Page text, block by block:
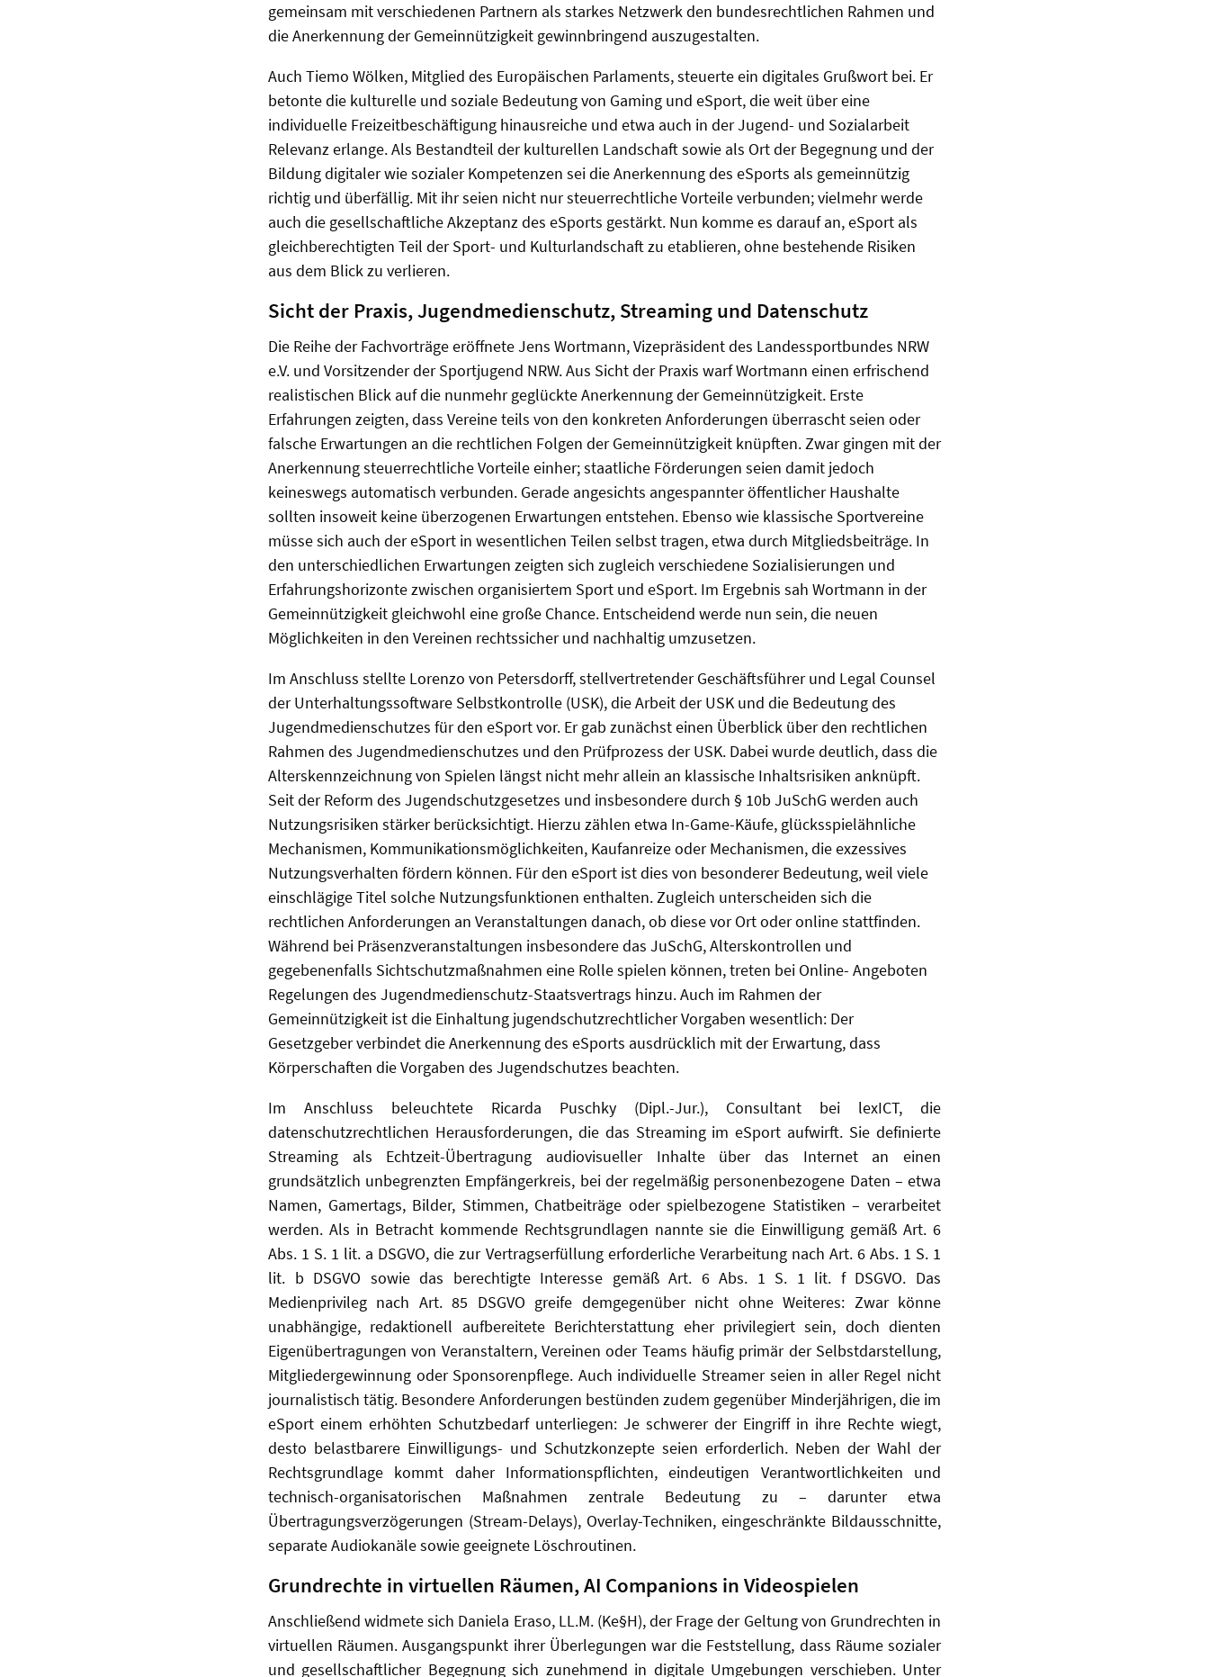
gemeinsam mit verschiedenen Partnern als starkes Netzwerk den bundesrechtlichen Rahmen und
die Anerkennung der Gemeinnützigkeit gewinnbringend auszugestalten.
Auch Tiemo Wölken, Mitglied des Europäischen Parlaments, steuerte ein digitales Grußwort bei. Er
betonte die kulturelle und soziale Bedeutung von Gaming und eSport, die weit über eine
individuelle Freizeitbeschäftigung hinausreiche und etwa auch in der Jugend- und Sozialarbeit
Relevanz erlange. Als Bestandteil der kulturellen Landschaft sowie als Ort der Begegnung und der
Bildung digitaler wie sozialer Kompetenzen sei die Anerkennung des eSports als gemeinnützig
richtig und überfällig. Mit ihr seien nicht nur steuerrechtliche Vorteile verbunden; vielmehr werde
auch die gesellschaftliche Akzeptanz des eSports gestärkt. Nun komme es darauf an, eSport als
gleichberechtigten Teil der Sport- und Kulturlandschaft zu etablieren, ohne bestehende Risiken
aus dem Blick zu verlieren.
Sicht der Praxis, Jugendmedienschutz, Streaming und Datenschutz
Die Reihe der Fachvorträge eröffnete Jens Wortmann, Vizepräsident des Landessportbundes NRW
e.V. und Vorsitzender der Sportjugend NRW. Aus Sicht der Praxis warf Wortmann einen erfrischend
realistischen Blick auf die nunmehr geglückte Anerkennung der Gemeinnützigkeit. Erste
Erfahrungen zeigten, dass Vereine teils von den konkreten Anforderungen überrascht seien oder
falsche Erwartungen an die rechtlichen Folgen der Gemeinnützigkeit knüpften. Zwar gingen mit der
Anerkennung steuerrechtliche Vorteile einher; staatliche Förderungen seien damit jedoch
keineswegs automatisch verbunden. Gerade angesichts angespannter öffentlicher Haushalte
sollten insoweit keine überzogenen Erwartungen entstehen. Ebenso wie klassische Sportvereine
müsse sich auch der eSport in wesentlichen Teilen selbst tragen, etwa durch Mitgliedsbeiträge. In
den unterschiedlichen Erwartungen zeigten sich zugleich verschiedene Sozialisierungen und
Erfahrungshorizonte zwischen organisiertem Sport und eSport. Im Ergebnis sah Wortmann in der
Gemeinnützigkeit gleichwohl eine große Chance. Entscheidend werde nun sein, die neuen
Möglichkeiten in den Vereinen rechtssicher und nachhaltig umzusetzen.
Im Anschluss stellte Lorenzo von Petersdorff, stellvertretender Geschäftsführer und Legal Counsel
der Unterhaltungssoftware Selbstkontrolle (USK), die Arbeit der USK und die Bedeutung des
Jugendmedienschutzes für den eSport vor. Er gab zunächst einen Überblick über den rechtlichen
Rahmen des Jugendmedienschutzes und den Prüfprozess der USK. Dabei wurde deutlich, dass die
Alterskennzeichnung von Spielen längst nicht mehr allein an klassische Inhaltsrisiken anknüpft.
Seit der Reform des Jugendschutzgesetzes und insbesondere durch § 10b JuSchG werden auch
Nutzungsrisiken stärker berücksichtigt. Hierzu zählen etwa In-Game-Käufe, glücksspielähnliche
Mechanismen, Kommunikationsmöglichkeiten, Kaufanreize oder Mechanismen, die exzessives
Nutzungsverhalten fördern können. Für den eSport ist dies von besonderer Bedeutung, weil viele
einschlägige Titel solche Nutzungsfunktionen enthalten. Zugleich unterscheiden sich die
rechtlichen Anforderungen an Veranstaltungen danach, ob diese vor Ort oder online stattfinden.
Während bei Präsenzveranstaltungen insbesondere das JuSchG, Alterskontrollen und
gegebenenfalls Sichtschutzmaßnahmen eine Rolle spielen können, treten bei Online- Angeboten
Regelungen des Jugendmedienschutz-Staatsvertrags hinzu. Auch im Rahmen der
Gemeinnützigkeit ist die Einhaltung jugendschutzrechtlicher Vorgaben wesentlich: Der
Gesetzgeber verbindet die Anerkennung des eSports ausdrücklich mit der Erwartung, dass
Körperschaften die Vorgaben des Jugendschutzes beachten.
Im Anschluss beleuchtete Ricarda Puschky (Dipl.-Jur.), Consultant bei lexICT, die
datenschutzrechtlichen Herausforderungen, die das Streaming im eSport aufwirft. Sie definierte
Streaming als Echtzeit-Übertragung audiovisueller Inhalte über das Internet an einen
grundsätzlich unbegrenzten Empfängerkreis, bei der regelmäßig personenbezogene Daten – etwa
Namen, Gamertags, Bilder, Stimmen, Chatbeiträge oder spielbezogene Statistiken – verarbeitet
werden. Als in Betracht kommende Rechtsgrundlagen nannte sie die Einwilligung gemäß Art. 6
Abs. 1 S. 1 lit. a DSGVO, die zur Vertragserfüllung erforderliche Verarbeitung nach Art. 6 Abs. 1 S. 1
lit. b DSGVO sowie das berechtigte Interesse gemäß Art. 6 Abs. 1 S. 1 lit. f DSGVO. Das
Medienprivileg nach Art. 85 DSGVO greife demgegenüber nicht ohne Weiteres: Zwar könne
unabhängige, redaktionell aufbereitete Berichterstattung eher privilegiert sein, doch dienten
Eigenübertragungen von Veranstaltern, Vereinen oder Teams häufig primär der Selbstdarstellung,
Mitgliedergewinnung oder Sponsorenpflege. Auch individuelle Streamer seien in aller Regel nicht
journalistisch tätig. Besondere Anforderungen bestünden zudem gegenüber Minderjährigen, die im
eSport einem erhöhten Schutzbedarf unterliegen: Je schwerer der Eingriff in ihre Rechte wiegt,
desto belastbarere Einwilligungs- und Schutzkonzepte seien erforderlich. Neben der Wahl der
Rechtsgrundlage kommt daher Informationspflichten, eindeutigen Verantwortlichkeiten und
technisch-organisatorischen Maßnahmen zentrale Bedeutung zu – darunter etwa
Übertragungsverzögerungen (Stream-Delays), Overlay-Techniken, eingeschränkte Bildausschnitte,
separate Audiokanäle sowie geeignete Löschroutinen.
Grundrechte in virtuellen Räumen, AI Companions in Videospielen
Anschließend widmete sich Daniela Eraso, LL.M. (Ke§H), der Frage der Geltung von Grundrechten in
virtuellen Räumen. Ausgangspunkt ihrer Überlegungen war die Feststellung, dass Räume sozialer
und gesellschaftlicher Begegnung sich zunehmend in digitale Umgebungen verschieben. Unter